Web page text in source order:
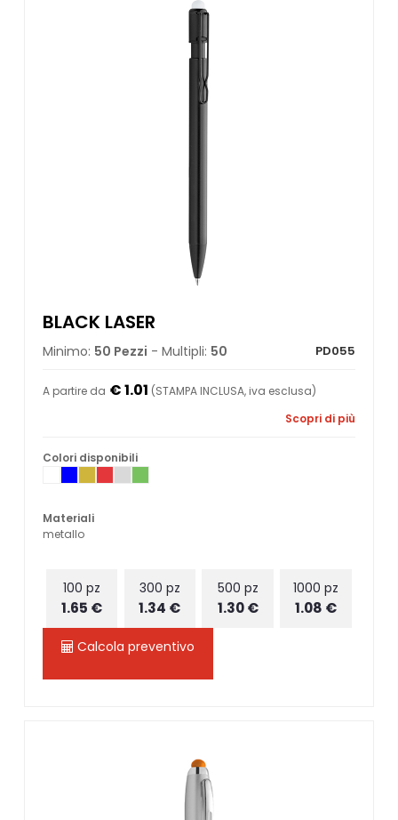
BLACK LASER
Minimo: 50 Pezzi - Multipli: 50 PD055
A partire da € 1.01 (STAMPA INCLUSA, iva esclusa)
Scopri di più
Colori disponibili
Materiali
metallo
100 pz
1.65 €
300 pz
1.34 €
500 pz
1.30 €
1000 pz
1.08 €
Calcola preventivo